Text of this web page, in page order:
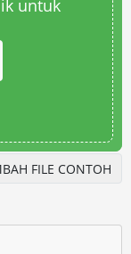
untuk
FILE CONTOH